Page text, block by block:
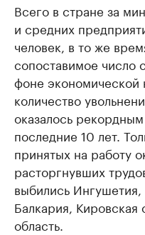
Всего в стране за
и средних
человек, в то же
сопоставимое число
фоне экономической
количество
оказалось
последние 10 лет.
принятых на работу
расторгнувших
выбились
Балкария, Кировская
область.